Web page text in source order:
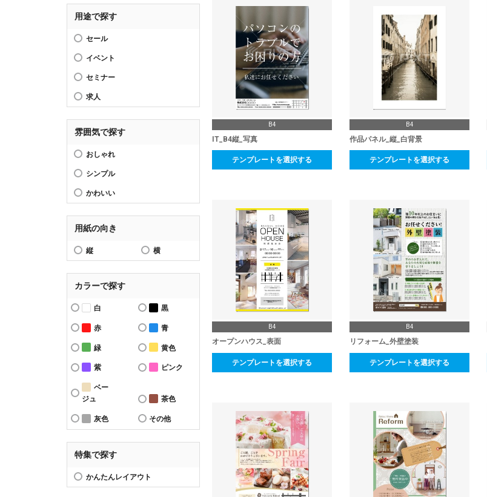
用途で探す
セール
イベント
セミナー
求人
雰囲気で探す
おしゃれ
シンプル
かわいい
用紙の向き
縦 横
カラーで探す
白 黒
赤 青
緑 黄色
紫 ピンク
ベー
ジュ
茶色
灰色 その他
特集で探す
かんたんレイアウト
B4
IT_B4縦_写真
テンプレートを選択する
B4
作品パネル_縦_白背景
テンプレートを選択する
B4
オープンハウス_表面
テンプレートを選択する
B4
リフォーム_外壁塗装
テンプレートを選択する